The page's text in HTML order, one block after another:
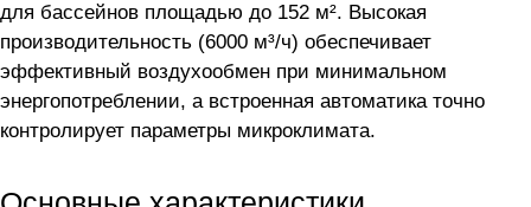
для бассейнов площадью до 152 м². Высокая
производительность (6000 м³/ч) обеспечивает
эффективный воздухообмен при минимальном
энергопотреблении, а встроенная автоматика точно
контролирует параметры микроклимата.